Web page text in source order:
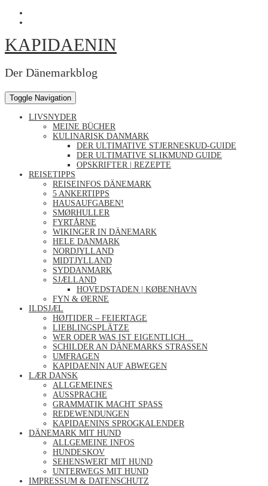
auf
Facebook
kapidaenin
auf
anzeigen
KAPIDAENIN
Der Dänemarkblog
Toggle Navigation
LIVSNYDER
MEINE BÜCHER
KULINARISK DANMARK
DER ULTIMATIVE STJERNESKUD-GUIDE
DER ULTIMATIVE SLIKMUND GUIDE
OPSKRIFTER | REZEPTE
REISETIPPS
REISEINFOS DÄNEMARK
5 ANKERTIPPS
HAUSAUFGABEN!
SMØRHULLER
FYRTÅRNE
WIKINGER IN DÄNEMARK
HELE DANMARK
NORDJYLLAND
MIDTJYLLAND
SYDDANMARK
SJÆLLAND
HOVEDSTADEN | KØBENHAVN
FYN & ØERNE
ILDSJÆL
HØJTIDER – FEIERTAGE
LIEBLINGSPLÄTZE
WER ODER WAS IST EIGENTLICH…
SCHILDER AN DÄNEMARKS STRASSEN
UMFRAGEN
KAPIDAENIN AUF ABWEGEN
LÆR DANSK
ALLGEMEINES
AUSSPRACHE
GRAMMATIK MACHT SPASS
REDEWENDUNGEN
KAPIDAENINS SPROGKALENDER
DÄNEMARK MIT HUND
ALLGEMEINE INFOS
HUNDESKOV
SEHENSWERT MIT HUND
UNTERWEGS MIT HUND
IMPRESSUM & DATENSCHUTZ